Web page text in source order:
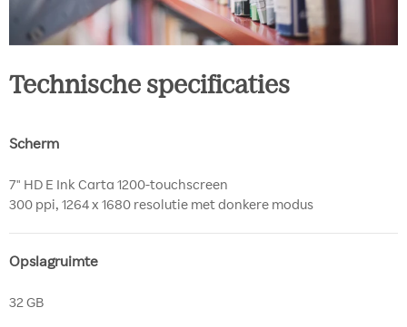
Technische specificaties
Scherm
7" HD E Ink Carta 1200-touchscreen
300 ppi, 1264 x 1680 resolutie met donkere modus
Opslagruimte
32 GB